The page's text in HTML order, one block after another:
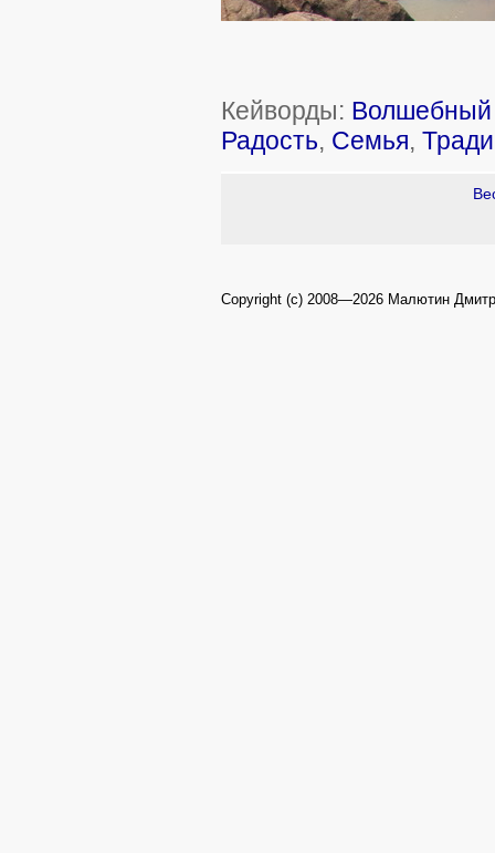
Кейворды: Волшебный
Радость, Семья,
Copyright (c) 2008—2026 Малютин